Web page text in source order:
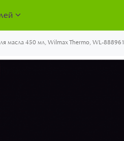
масла 450 мл, Wilmax Thermo, WL-888961